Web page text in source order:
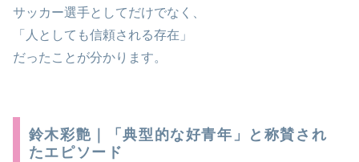
サッカー選手としてだけでなく、
「人としても信頼される存在」
だったことが分かります。
鈴木彩艶｜「典型的な好青年」と称賛され
たエピソード